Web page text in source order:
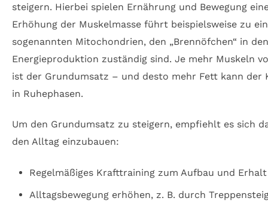
steigern. Hierbei spielen Ernährung und Bewegung
Erhöhung der Muskelmasse führt beispielsweise zu
sogenannten Mitochondrien, den „Brennöfchen“ in
Energieproduktion zuständig sind. Je mehr Muskeln
ist der Grundumsatz – und desto mehr Fett kann der
in Ruhephasen.
Um den Grundumsatz zu steigern, empfiehlt es sich
den Alltag einzubauen:
Regelmäßiges Krafttraining zum Aufbau und
Alltagsbewegung erhöhen, z. B. durch